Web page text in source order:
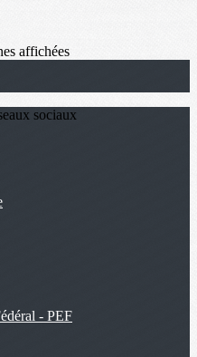
affichées
sociaux
- PEF